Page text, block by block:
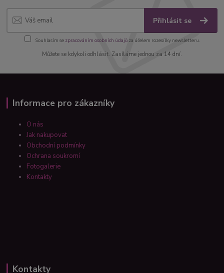
Přihlásit se
Souhlasím se zpracováním osobních údajůza účelem rozesílky newsletteru.
Můžete se kdykoli odhlásit. Zasíláme jednou za 14 dní.
Informace pro zákazníky
O nás
Jak nakupovat
Obchodní podmínky
Ochrana soukromí
Fotogalerie
Kontakty
Kontakty